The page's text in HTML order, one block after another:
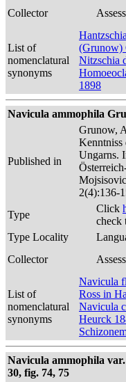
Collector
List of
nomenclatural
synonyms
(Grunow)
Nitzschia
1898
Navicula ammophila
Published in
Grunow,
Kenntniss
Ungarns.
2(4):136-
Type
Click
check
Type Locality
Collector
List of
nomenclatural
synonyms
Navicula
Ross in
Navicula
Heurck
Navicula ammophila
30, fig. 74, 75